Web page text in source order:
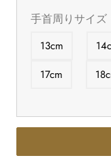
す
最
級
ー
す
最
級
ー
手首周りサイズ
13cm
17cm